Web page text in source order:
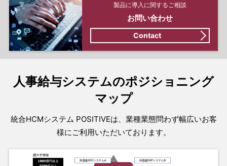
製品に導入に関するご相談
お問い合わせ
Contact
人事給与システムのポジショニング
マップ
統合HCMシステム POSITIVEは、業種業態問わず幅広いお客
様にご利用いただいております。